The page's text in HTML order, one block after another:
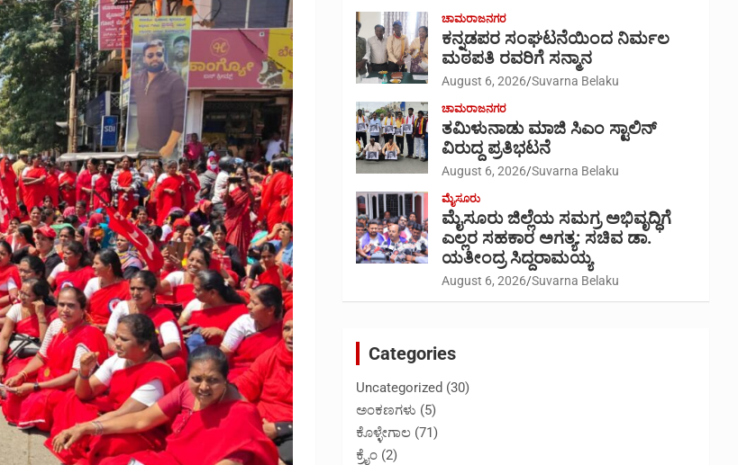
ಚಾಮರಾಜನಗರ
ಕನ್ನಡಪರ ಸಂಘಟನೆಯಿಂದ ನಿರ್ಮಲ
ಮಠಪತಿ ರವರಿಗೆ ಸನ್ಮಾನ
August 6, 2026 Suvarna Belaku
ಚಾಮರಾಜನಗರ
ತಮಿಳುನಾಡು ಮಾಜಿ ಸಿಎಂ ಸ್ಟಾಲಿನ್
ವಿರುದ್ದ ಪ್ರತಿಭಟನೆ
August 6, 2026 Suvarna Belaku
ಮೈಸೂರು
ಮೈಸೂರು ಜಿಲ್ಲೆಯ ಸಮಗ್ರ ಅಭಿವೃದ್ಧಿಗೆ
ಎಲ್ಲರ ಸಹಕಾರ ಅಗತ್ಯ: ಸಚಿವ ಡಾ.
ಯತೀಂದ್ರ ಸಿದ್ದರಾಮಯ್ಯ
August 6, 2026 Suvarna Belaku
Categories
Uncategorized (30)
ಅಂಕಣಗಳು (5)
ಕೊಳ್ಳೇಗಾಲ (71)
ಕ್ರೈಂ (2)